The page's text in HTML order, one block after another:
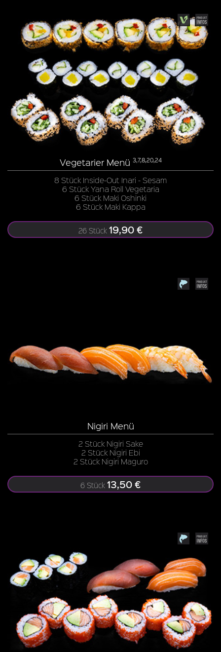
Vegetarier Menü 3,7,8,20,24
8 Stück Inside-Out Inari - Sesam
6 Stück Yana Roll Vegetaria
6 Stück Maki Oshinki
6 Stück Maki Kappa
26 Stück 19,90 €
Nigiri Menü
2 Stück Nigiri Sake
2 Stück Nigiri Ebi
2 Stück Nigiri Maguro
6 Stück 13,50 €